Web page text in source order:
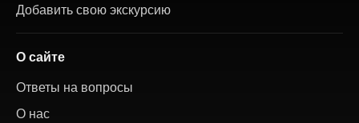
Добавить свою экскурсию
О сайте
Ответы на вопросы
О нас